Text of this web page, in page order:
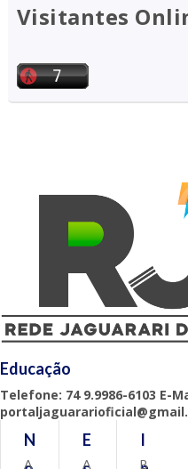
Visitantes
Educação
Telefone: 74 9.9986-6103 E-
N
A
E
A
I
B